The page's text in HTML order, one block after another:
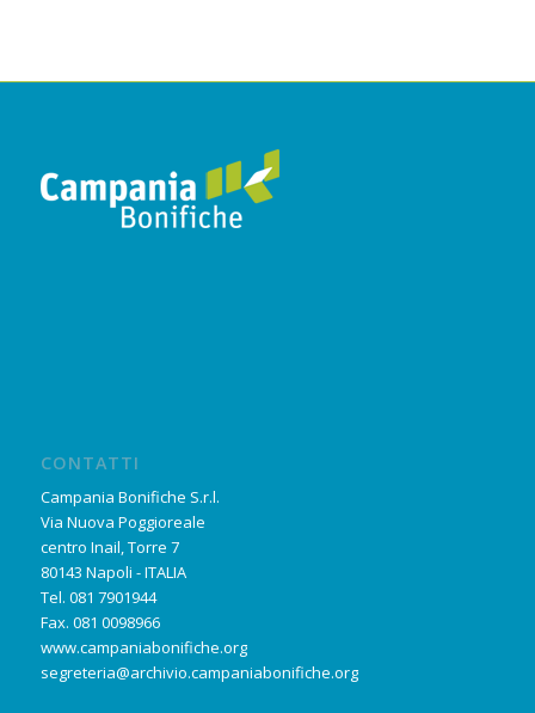
CONTATTI
Campania Bonifiche S.r.l.
Via Nuova Poggioreale
centro Inail, Torre 7
80143 Napoli - ITALIA
Tel. 081 7901944
Fax. 081 0098966
www.campaniabonifiche.org
segreteria@archivio.campaniabonifiche.org